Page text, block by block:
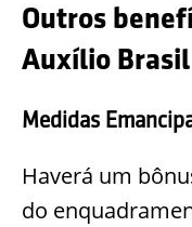
Outros
Auxílio Brasil
Medidas
Haverá um
do